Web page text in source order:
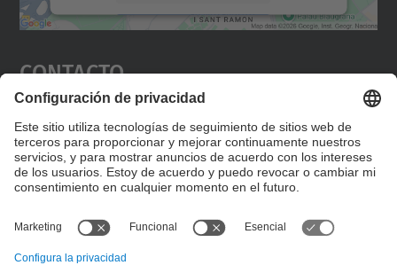
Aceptar
powered by
Contacto
Editad en la página "Contacto personalizado", que
encontraréis en la raíz de español, vuestros datos
personalizados de contacto.
Formulario de contacto